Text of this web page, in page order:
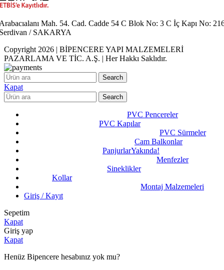
Mah. 54. Cad. Cadde 54 C Blok No: 3 C İç Kapı No:
/ SAKARYA
Copyright 2026 | BİPENCERE YAPI MALZEMELERİ
PAZARLAMA VE TİC. A.Ş. | Her Hakkı Saklıdır.
Search
Kapat
Search
PVC Pencereler
PVC Kapılar
PVC Sürmeler
Cam Balkonlar
PanjurlarYakında!
Menfezler
Sineklikler
Kollar
Montaj Malzemeleri
Giriş / Kayıt
Sepetim
Kapat
Giriş yap
Kapat
Henüz Bipencere hesabınız yok mu?